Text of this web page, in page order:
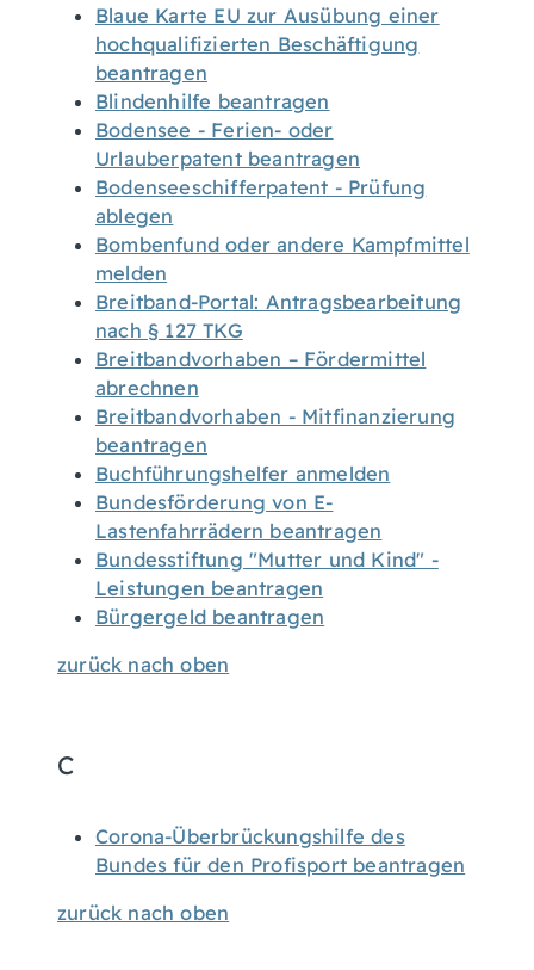
Blaue Karte EU zur Ausübung einer
hochqualifizierten Beschäftigung
beantragen
Blindenhilfe beantragen
Bodensee - Ferien- oder
Urlauberpatent beantragen
Bodenseeschifferpatent - Prüfung
ablegen
Bombenfund oder andere Kampfmittel
melden
Breitband-Portal: Antragsbearbeitung
nach § 127 TKG
Breitbandvorhaben – Fördermittel
abrechnen
Breitbandvorhaben - Mitfinanzierung
beantragen
Buchführungshelfer anmelden
Bundesförderung von E-
Lastenfahrrädern beantragen
Bundesstiftung "Mutter und Kind" -
Leistungen beantragen
Bürgergeld beantragen
zurück nach oben
C
Corona-Überbrückungshilfe des
Bundes für den Profisport beantragen
zurück nach oben